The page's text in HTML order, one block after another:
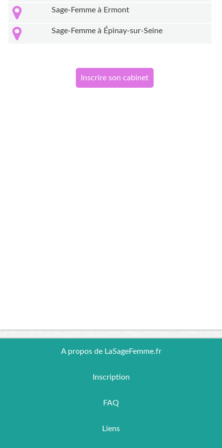
Sage-Femme à Ermont
Sage-Femme à Épinay-sur-Seine
Inscrire son cabinet
A propos de LaSageFemme.fr
Inscription
FAQ
Liens